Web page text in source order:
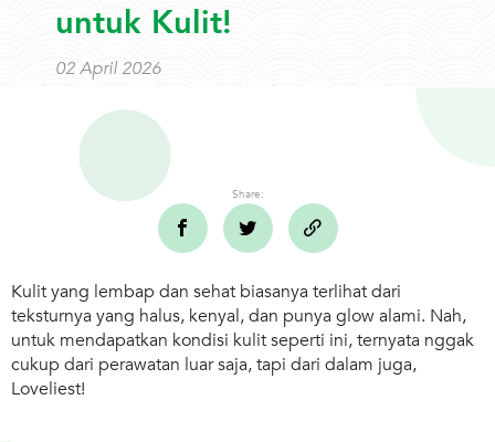
untuk Kulit!
02 April 2026
Share:
Kulit yang lembap dan sehat biasanya terlihat dari
teksturnya yang halus, kenyal, dan punya glow alami. Nah,
untuk mendapatkan kondisi kulit seperti ini, ternyata nggak
cukup dari perawatan luar saja, tapi dari dalam juga,
Loveliest!